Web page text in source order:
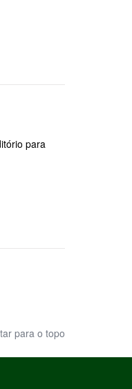
para
para o topo